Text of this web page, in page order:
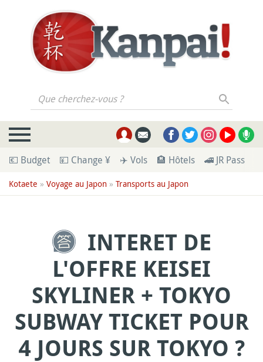
Que cherchez-vous ?
💶 Budget 💴 Change ¥ ✈️ Vols 🏨 Hôtels 🚄 JR Pass
Kotaete » Voyage au Japon » Transports au Japon
INTERET DE
L'OFFRE KEISEI
SKYLINER + TOKYO
SUBWAY TICKET POUR
4 JOURS SUR TOKYO ?